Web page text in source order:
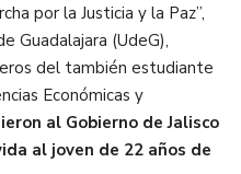
por la Justicia y la Paz”,
Guadalajara (UdeG),
del también estudiante
Económicas y
al Gobierno de Jalisco
al joven de 22 años de